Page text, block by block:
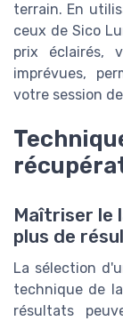
terrain. En
ceux de Sico
prix éclairés,
imprévues,
votre session
Maîtriser le
plus de
La sélection
technique de
résultats